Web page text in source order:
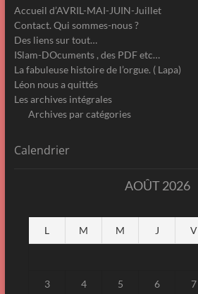
Accueil d’AVRIL-MAI-JUIN-Juillet
Contact. Qui sommes-nous ?
Des liens sur tout…
ISlam-DOcuments , des PDF etc…
La fabuleuse histoire de l’orgue. ( Lapa)
Léon nous a quittés
Les archives intégrales
Archives par catégories
Calendrier
AOÛT 2026
L M M J V
3 4 5 6 7